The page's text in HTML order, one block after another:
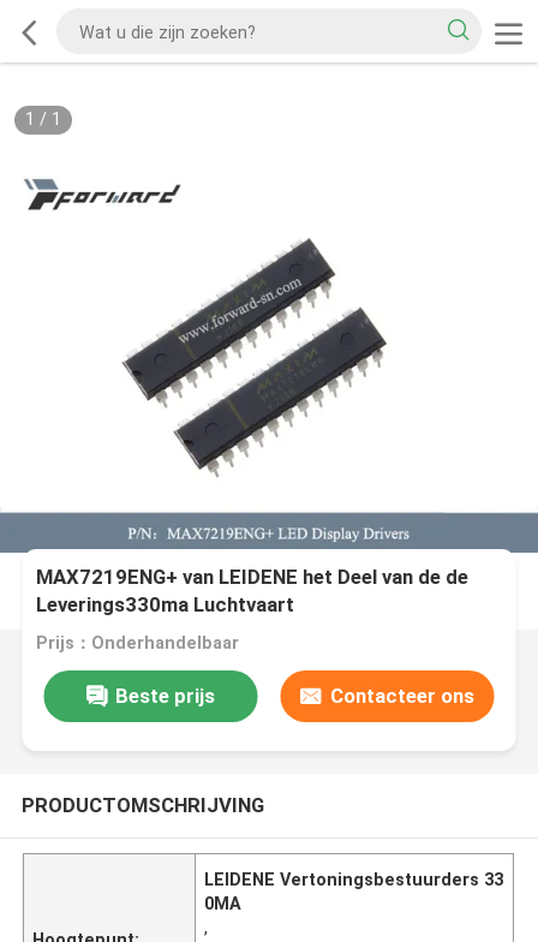
1 / 1
MAX7219ENG+ van LEIDENE het Deel van de de
Leverings330ma Luchtvaart
Vertoningsbestuurders
Prijs：Onderhandelbaar
Beste prijs Contacteer ons
PRODUCTOMSCHRIJVING
LEIDENE Vertoningsbestuurders 33
0MA
,